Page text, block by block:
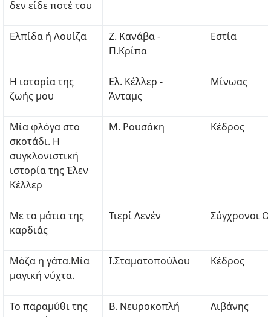
δεν είδε ποτέ του
Ελπίδα ή Λουίζα
Ζ. Κανάβα -
Π.Κρίπα
Εστία
Η ιστορία της
ζωής μου
Ελ. Κέλλερ -
Άνταμς
Μίνωας
Μία φλόγα στο
σκοτάδι. Η
συγκλονιστική
ιστορία της Έλεν
Κέλλερ
Μ. Ρουσάκη Κέδρος
Με τα μάτια της
καρδιάς
Τιερί Λενέν Σύγχρονοι
Μόζα η γάτα.Μία
μαγική νύχτα.
Ι.Σταματοπούλου Κέδρος
Το παραμύθι της
Β. Νευροκοπλή Λιβάνης